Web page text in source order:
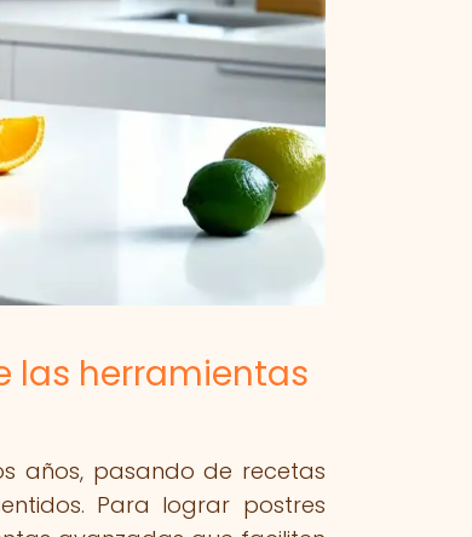
las herramientas
años, pasando de recetas
Para lograr postres